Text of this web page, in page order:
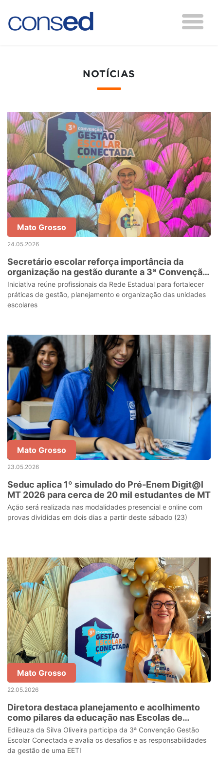
NOTÍCIAS
Mato Grosso
24.05.2026
Secretário escolar reforça importância da
organização na gestão durante a 3ª Convenção
Gestão Escolar Conectada
Iniciativa reúne profissionais da Rede Estadual para fortalecer
práticas de gestão, planejamento e organização das unidades
escolares
Mato Grosso
23.05.2026
Seduc aplica 1º simulado do Pré-Enem Digit@l
MT 2026 para cerca de 20 mil estudantes de MT
Ação será realizada nas modalidades presencial e online com
provas divididas em dois dias a partir deste sábado (23)
Mato Grosso
22.05.2026
Diretora destaca planejamento e acolhimento
como pilares da educação nas Escolas de
Tempo Integral
Edileuza da Silva Oliveira participa da 3ª Convenção Gestão
Escolar Conectada e avalia os desafios e as responsabilidades
da gestão de uma EETI